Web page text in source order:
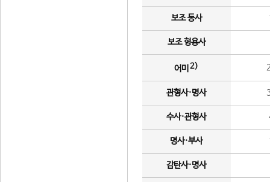
보조 동사
보조 형용사
어미 2)
관형사·명사
수사·관형사
명사·부사
감탄사·명사